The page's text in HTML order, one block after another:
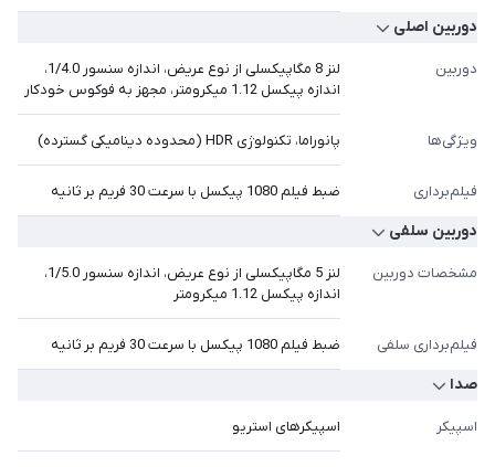
دوربین اصلی
دوربین
لنز 8 مگاپیکسلی از نوع عریض، اندازه سنسور 1/4.0،
اندازه پیکسل 1.12 میکرومتر، مجهز به فوکوس خودکار
ویژگی‌ها
فیلم‎‎‎‎‎‎‎‎‎‎‎‎برداری ضبط فیلم 1080 پیکسل با سرعت 30 فریم بر ثانیه
دوربین سلفی
مشخصات دوربین
لنز 5 مگاپیکسلی از نوع عریض، اندازه سنسور 1/5.0،
اندازه پیکسل 1.12 میکرومتر
فیلم‌برداری سلفی ضبط فیلم 1080 پیکسل با سرعت 30 فریم بر ثانیه
صدا
اسپیکر اسپیکرهای استریو